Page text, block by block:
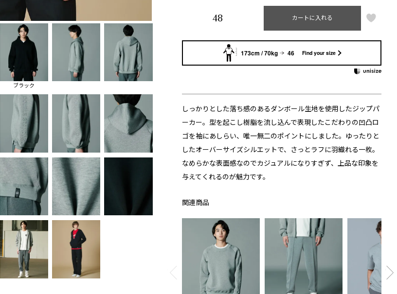
ブラック
48 カートに入れる
173cm / 70kg 46 Find your size
しっかりとした落ち感のあるダンボール生地を使用したジップパ
ーカー。型を起こし樹脂を流し込んで表現したこだわりの凹凸ロ
ゴを袖にあしらい、唯一無二のポイントにしました。ゆったりと
したオーバーサイズシルエットで、さっとラフに羽織れる一枚。
なめらかな表面感なのでカジュアルになりすぎず、上品な印象を
与えてくれるのが魅力です。
関連商品